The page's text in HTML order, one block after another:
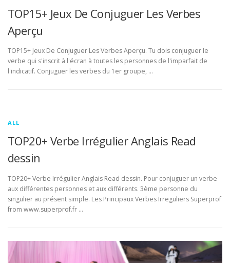
TOP15+ Jeux De Conjuguer Les Verbes
Aperçu
TOP15+ Jeux De Conjuguer Les Verbes Aperçu. Tu dois conjuguer le
verbe qui s'inscrit à l'écran à toutes les personnes de l'imparfait de
l'indicatif. Conjuguer les verbes du 1er groupe, …
ALL
TOP20+ Verbe Irrégulier Anglais Read
dessin
TOP20+ Verbe Irrégulier Anglais Read dessin. Pour conjuguer un verbe
aux différentes personnes et aux différents. 3ème personne du
singulier au présent simple. Les Principaux Verbes Irreguliers Superprof
from www.superprof.fr …